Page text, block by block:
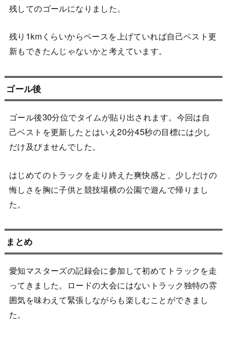
残してのゴールになりました。
残り1kmくらいからペースを上げていれば自己ベスト更
新もできたんじゃないかと考えています。
ゴール後
ゴール後30分位でタイムが貼り出されます。今回は自
己ベストを更新したとはいえ20分45秒の目標には少し
だけ及びませんでした。
はじめてのトラックを走り終えた爽快感と、少しだけの
悔しさを胸に子供と競技場横の公園で遊んで帰りまし
た。
まとめ
愛知マスターズの記録会に参加して初めてトラックを走
ってきました。ロードの大会にはないトラック独特の雰
囲気を味わえて緊張しながらも楽しむことができまし
た。